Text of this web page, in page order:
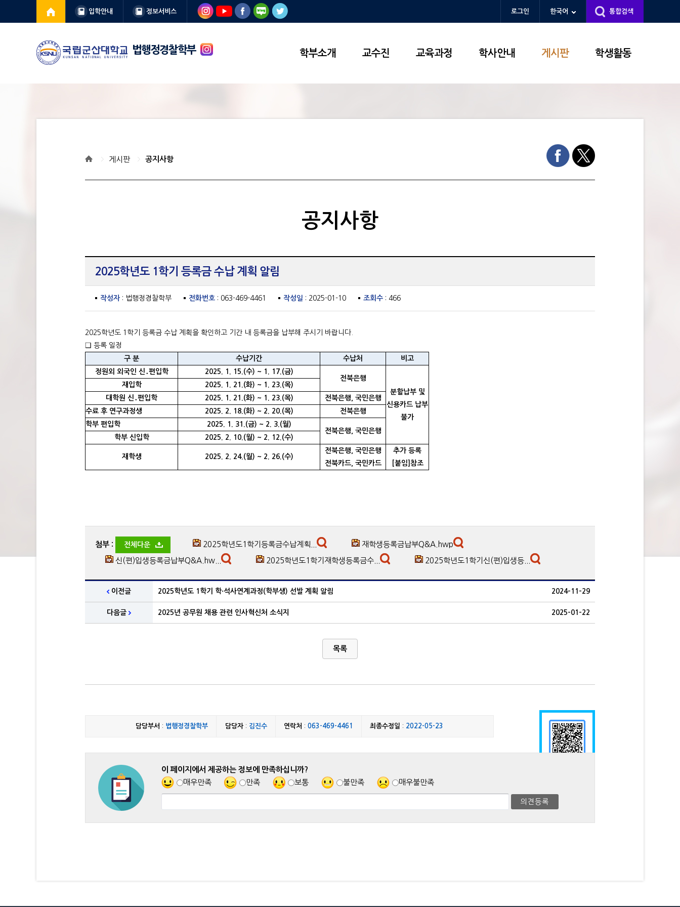
입학안내 정보서비스 로그인 한국어 통합검색
법행정경찰학부 학부소개 교수진 교육과정 학사안내 게시판 학생활동
게시판 공지사항
공지사항
2025학년도 1학기 등록금 수납 계획 알림
작성자 : 법행정경찰학부 전화번호 : 063-469-4461 작성일 : 2025-01-10 조회수 : 466
2025학년도 1학기 등록금 수납 계획을 확인하고 기간 내 등록금을 납부해 주시기 바랍니다.
❑ 등록 일정
구 분
수납기간 수납처
비고
정원외 외국인 신 ․편입학
2025. 1. 15.(수) ~ 1. 17.(금)
전북은행
분할납부 및
신용카드 납부
불가
재입학
2025. 1. 21.(화) ~ 1. 23.(목)
대학원 신 ․편입학 2025. 1. 21.(화) ~ 1. 23.(목)
전북은행, 국민은행
수료 후 연구과정생
2025. 2. 18.(화) ~ 2. 20.(목)
전북은행
학부 편입학
2025. 1. 31.(금) ~ 2. 3.(월)
전북은행, 국민은행
학부 신입학
2025. 2. 10.(월) ~ 2. 12.(수)
재학생 2025. 2. 24.(월) ~ 2. 26.(수)
전북은행, 국민은행
전북카드, 국민카드
추가 등록
붙임 참조
첨부 : 전체다운 2025학년도1학기등록금수납계획... 재학생등록금납부Q&A.hwp
신(편)입생등록금납부Q&A.hw... 2025학년도1학기재학생등록금수... 2025학년도1학기신(편)입생등...
이전글 2025학년도 1학기 학·석사연계과정(학부생) 선발 계획 알림 2024-11-29
다음글 2025년 공무원 채용 관련 인사혁신처 소식지 2025-01-22
목록
담당부서 : 법행정경찰학부 담당자: 김진수 연락처 : 063-469-4461 최종수정일 : 2022-05-23
이 페이지에서 제공하는 정보에 만족하십니까?
매우만족
만족 보통 불만족 매우불만족